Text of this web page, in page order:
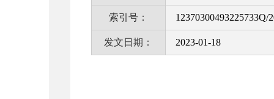
索引号： 12370300493225733Q/
发文日期： 2023-01-18